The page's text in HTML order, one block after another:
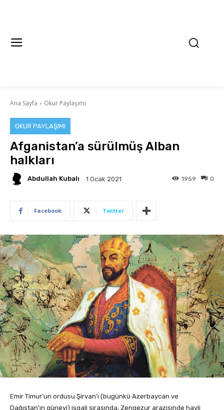
Ana Sayfa Okur Paylaşımı
OKUR PAYLAŞIMI
Afganistan’a sürülmüş Alban
halkları
Abdullah Kubalı 1 Ocak 2021 0
1959
Facebook Twitter
Emir Timur’un ordusu Şirvan’ı (bugünkü Azerbaycan ve
Dağıstan’ın güneyi) işgali sırasında, Zengezur arazisinde hayli